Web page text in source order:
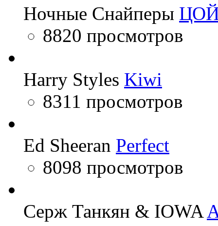
Ночные Снайперы
8820 просмотров
Harry Styles Kiwi
8311 просмотров
Ed Sheeran Perfect
8098 просмотров
Серж Танкян & IOWA